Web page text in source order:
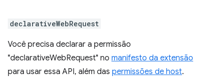
declarativeWebRequest
Você precisa declarar a permissão
"declarativeWebRequest" no manifesto da extensão
para usar essa API, além das permissões de host.